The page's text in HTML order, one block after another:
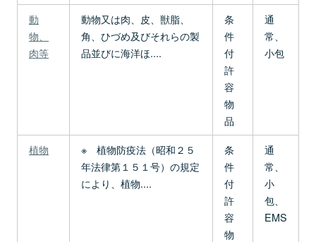
動
物、
肉等
動物又は肉、皮、獣脂、
角、ひづめ及びそれらの製
品並びに海洋ほ....
条
件
付
許
容
物
品
通
常、
小包
植物
※ 植物防疫法（昭和２５
年法律第１５１号）の規定
により、植物....
条
件
付
許
容
物
通
常、
小
包、
EMS